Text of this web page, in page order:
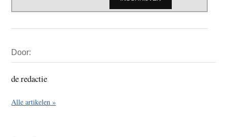
Sidebar
Door:
de redactie
Alle artikelen »